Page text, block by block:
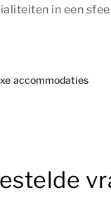
in een
accommodaties